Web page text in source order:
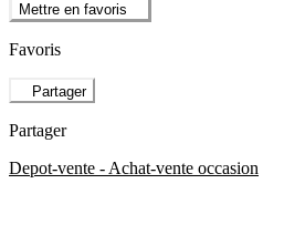
Mettre en favoris
Favoris
Partager
Partager
Depot-vente - Achat-vente occasion